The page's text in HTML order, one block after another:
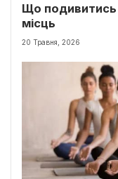
Що подивитись
місць
20 Травня, 2026